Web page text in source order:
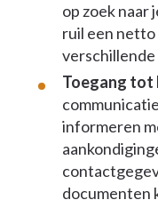
op zoek naar
ruil een netto
Toegang tot
informeren
documenten